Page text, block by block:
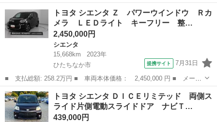
ー名： トヨタ ■ 車種名： シエンタ ■ グレード名： Ｇ クエ
ロ 純正ナビ フルセグＴＶ ブルートゥース 全周囲カメラ ＥＴ
Ｃ スマ...
茨城 日立市 シエンタ
トヨタ シエンタ Ｚ パワーウインドウ Ｒカ
メラ ＬＥＤライト キーフリー 整…
2,450,000円
シエンタ
15,668km
2023年
ひたちなか市
提携サイト 7月31日
■ 支払総額: 258.2万円 ■ 車両本体価格： 2,450,000 円 ■ メーカ
ー名： トヨタ ■ 車種名： シエンタ ■ グレード名： Ｚ パワ
ーウインドウ Ｒカメラ ＬＥＤライト キーフリー 整備記録簿
地上デジ...
茨城 ひたちなか市 シエンタ
トヨタ シエンタ ＤＩＣＥリミテッド 両側ス
ライド片側電動スライドドア ナビＴ…
439,000円